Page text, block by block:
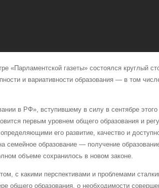
«Парламентской газеты» состоялся круглый
и вариативности образования — в том
в РФ», вступившему в силу в сентябре этого
первым уровнем общего образования и
его развитие, качество и
семейное образование — получение
объеме сохранилось в новом законе.
с какими перспективами и проблемами
общего образования, о необходимости